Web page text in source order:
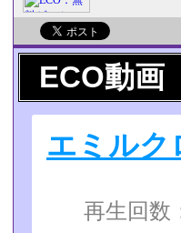
ECO動画
エミルク
再生回